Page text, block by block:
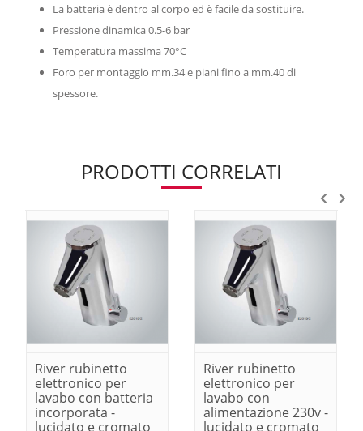
La batteria è dentro al corpo ed è facile da sostituire.
Pressione dinamica 0.5-6 bar
Temperatura massima 70°C
Foro per montaggio mm.34 e piani fino a mm.40 di
spessore.
PRODOTTI CORRELATI
River rubinetto
elettronico per
lavabo con batteria
incorporata -
lucidato e cromato
River rubinetto
elettronico per
lavabo con
alimentazione 230v -
lucidato e cromato